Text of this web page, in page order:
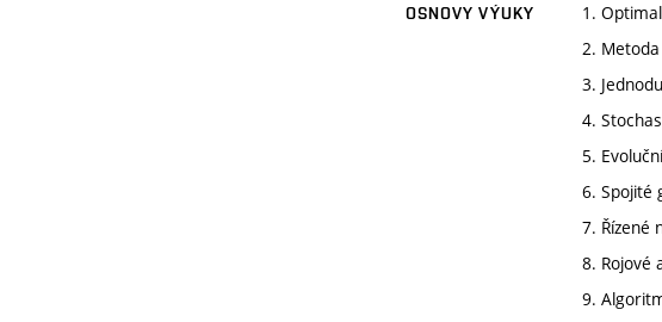
OSNOVY VÝUKY
1.
2.
3.
4.
5.
6. Spojité
7. Řízené
8. Rojové
9.